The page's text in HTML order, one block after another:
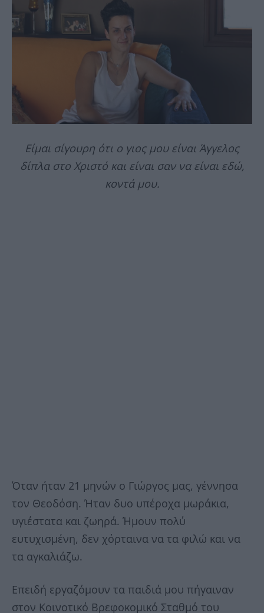
Είμαι σίγουρη ότι ο γιος μου είναι Άγγελος
δίπλα στο Χριστό και είναι σαν να είναι εδώ,
κοντά μου.
Όταν ήταν 21 μηνών ο Γιώργος μας, γέννησα
τον Θεοδόση. Ήταν δυο υπέροχα μωράκια,
υγιέστατα και ζωηρά. Ήμουν πολύ
ευτυχισμένη, δεν χόρταινα να τα φιλώ και να
τα αγκαλιάζω.
Επειδή εργαζόμουν τα παιδιά μου πήγαιναν
στον Κοινοτικό Βρεφοκομικό Σταθμό του